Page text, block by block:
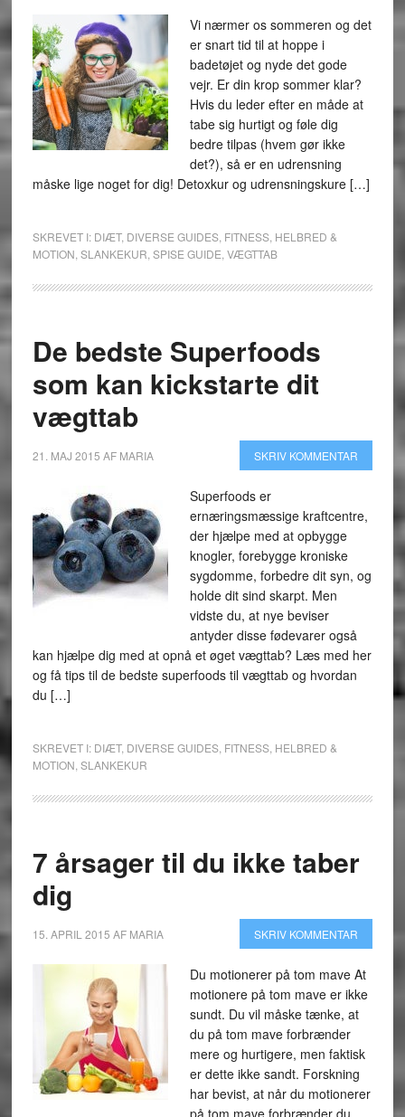
Vi nærmer os sommeren og det
er snart tid til at hoppe i
badetøjet og nyde det gode
vejr. Er din krop sommer klar?
Hvis du leder efter en måde at
tabe sig hurtigt og føle dig
bedre tilpas (hvem gør ikke
det?), så er en udrensning
måske lige noget for dig! Detoxkur og udrensningskure […]
SKREVET I: DIÆT, DIVERSE GUIDES, FITNESS, HELBRED &
MOTION SLANKEKUR SPISE GUIDE VÆGTTAB
De bedste Superfoods
som kan kickstarte dit
vægttab
21. MAJ 2015 AF MARIA SKRIV KOMMENTAR
Superfoods er
ernæringsmæssige kraftcentre,
der hjælpe med at opbygge
knogler, forebygge kroniske
sygdomme, forbedre dit syn, og
holde dit sind skarpt. Men
vidste du, at nye beviser
antyder disse fødevarer også
kan hjælpe dig med at opnå et øget vægttab? Læs med her
og få tips til de bedste superfoods til vægttab og hvordan
du […]
SKREVET I: DIÆT, DIVERSE GUIDES, FITNESS, HELBRED &
MOTION SLANKEKUR
7 årsager til du ikke taber
dig
15. APRIL 2015 AF MARIA SKRIV KOMMENTAR
Du motionerer på tom mave At
motionere på tom mave er ikke
sundt. Du vil måske tænke, at
du på tom mave forbrænder
mere og hurtigere, men faktisk
er dette ikke sandt. Forskning
har bevist, at når du motionerer
på tom mave forbrænder du